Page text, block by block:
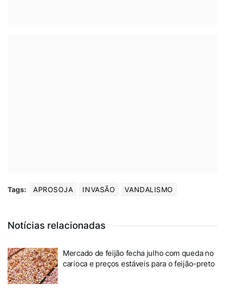
Tags: APROSOJA INVASÃO VANDALISMO
Notícias relacionadas
Mercado de feijão fecha julho com queda no
carioca e preços estáveis para o feijão-preto